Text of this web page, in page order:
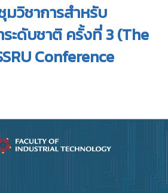
มวิชาการสำหรับ
ะดับชาติ ครั้งที่ 3 (The
Conference